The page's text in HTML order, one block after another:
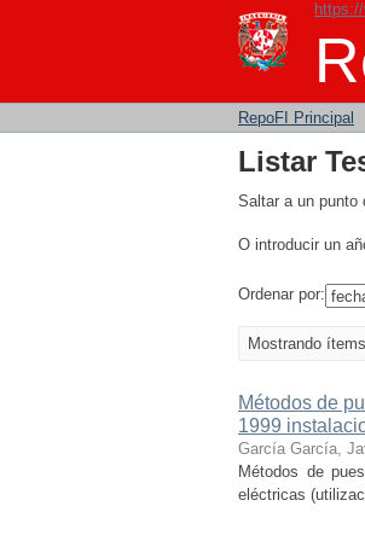
Listar
RepoFI Principal
Listar
Saltar a un punto
O introducir un
Ordenar por:
Mostrando
Métodos de
1999
García García,
Métodos de
eléctricas